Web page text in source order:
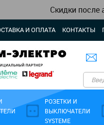
Скидки после
И ОПЛАТА КОНТАКТЫ
РОЗЕТКИ И
ВЫКЛЮЧАТЕЛИ
SYSTEME